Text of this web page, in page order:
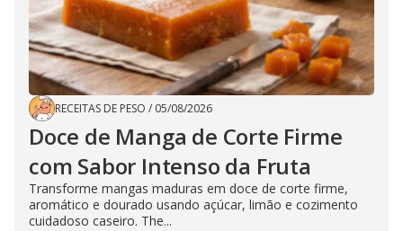
RECEITAS DE PESO / 05/08/2026
Doce de Manga de Corte Firme
com Sabor Intenso da Fruta
Transforme mangas maduras em doce de corte firme,
aromático e dourado usando açúcar, limão e cozimento
cuidadoso caseiro. The...